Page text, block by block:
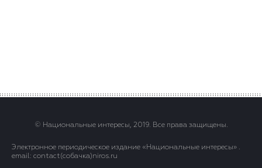
© Национальные интересы, 2019. Все права защищены.
Электронное периодическое издание «Национальные интересы» .
email: contact(сoбaчка)niros.ru